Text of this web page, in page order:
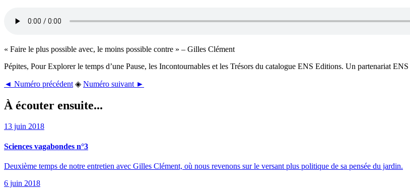
« Faire le plus possible avec, le moins possible contre » – Gilles Clément
Pépites, Pour Explorer le temps d’une Pause, les Incontournables et les Trésors du catalogue ENS Editions. Un partenariat
◄ Numéro précédent ◈ Numéro suivant ►
À écouter ensuite...
13 juin 2018
Sciences vagabondes n°3
Deuxième temps de notre entretien avec Gilles Clément, où nous revenons sur le versant plus politique de sa pensée du jardin.
6 juin 2018